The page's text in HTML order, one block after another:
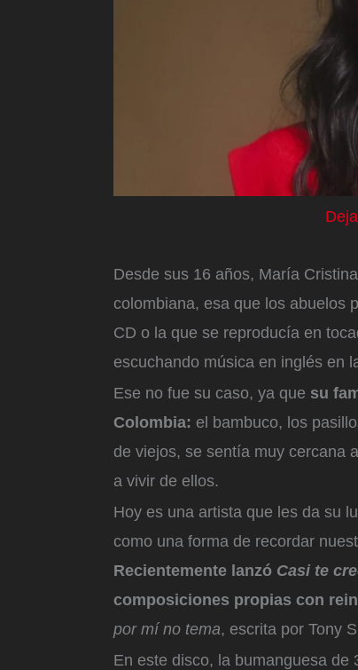
Desde sus 16 años, María
colombiana, esa que los abuelos
CD o la que se reproducía en
escuchando música en inglés en
Ese no fue su caso, ya que su
Colombia: el bambuco, los
de viejos, se sentía muy cercana
a vivir de ellos.
Hoy es una artista que les da su
como una forma de recordar
Recientemente lanzó Casi te
composiciones propias con
por mí no tema, escrita por Tony
En este disco, la bumanguesa de